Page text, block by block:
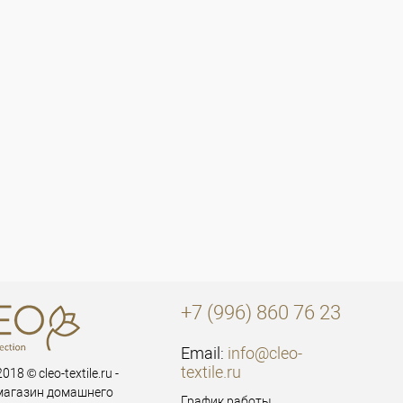
© cleo-textile.ru -
домашнего
+7 (996) 860 76 23
Email: info@cleo-
textile.ru